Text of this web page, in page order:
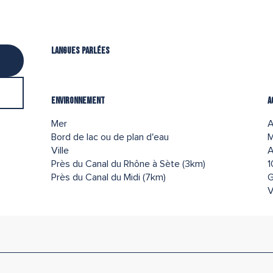
Langues parlées
Langues parlées
Environnement
Environnement
Mer
Bord de lac ou de plan d'eau
Ville
Près du Canal du Rhône à Sète (3km)
Près du Canal du Midi (7km)